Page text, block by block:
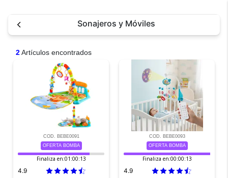
Sonajeros y Móviles
2Artículos encontrados
COD. BEBE0091
OFERTA BOMBA
Finaliza en:01:00:13
4.9
COD. BEBE0093
OFERTA BOMBA
Finaliza en:00:00:13
4.9